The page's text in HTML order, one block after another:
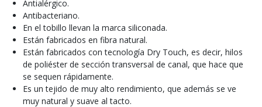
Antialérgico.
Antibacteriano.
En el tobillo llevan la marca siliconada.
Están fabricados en fibra natural.
Están fabricados con tecnología Dry Touch, es decir, hilos
de poliéster de sección transversal de canal, que hace que
se sequen rápidamente.
Es un tejido de muy alto rendimiento, que además se ve
muy natural y suave al tacto.